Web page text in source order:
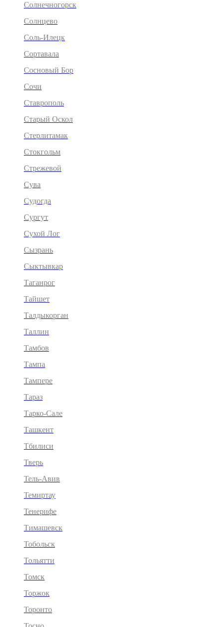
Солнечногорск
Солнцево
Соль-Илецк
Сортавала
Сосновый Бор
Сочи
Ставрополь
Старый Оскол
Стерлитамак
Стокгольм
Стрежевой
Сува
Судогда
Сургут
Сухой Лог
Сызрань
Сыктывкар
Таганрог
Тайшет
Талдыкорган
Таллин
Тамбов
Тампа
Тампере
Тараз
Тарко-Сале
Ташкент
Тбилиси
Тверь
Тель-Авив
Темиртау
Тенерифе
Тимашевск
Тобольск
Тольятти
Томск
Торжок
Торонто